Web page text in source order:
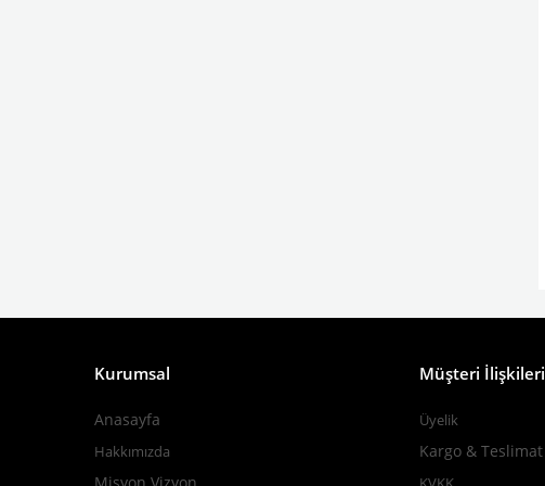
Kurumsal
Anasayfa
Hakkımızda
Müşteri İlişkileri
Üyelik
Kargo & Teslimat